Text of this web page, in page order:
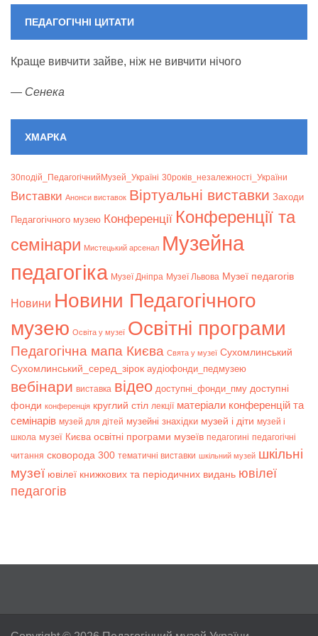
ПЕДАГОГІЧНІ ЦИТАТИ
Краще вивчити зайве, ніж не вивчити нічого
— Сенека
ХМАРКА
30подій_ПедагогічнийМузей_Україні 30років_незалежності_України
Bиставки Анонси виставок Віртуальні виставки Заходи
Педагогічного музею Конференції Конференції та
семінари Мистецький арсенал Музейна
педагогіка Музеї Дніпра Музеї Львова Музеї педагогів
Новини Новини Педагогічного
музею Освіта у музеї Освітні програми
Педагогічна мапа Києва Свята у музеї Сухомлинський
Сухомлинський_серед_зірок аудіофонди_педмузею
вебінари виставка відео доступні_фонди_пму доступні
фонди конференція круглий стіл лекції матеріали конференцій та
семінарів музей для дітей музейні знахідки музей і діти музей і
школа музеї Києва освітні програми музеїв педагогині педагогічні
читання сковорода 300 тематичні виставки шкільний музей шкільні
музеї ювілеї книжкових та періодичних видань ювілеї
педагогів